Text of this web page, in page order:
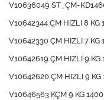
V10636049 ST_ÇM-
V10642344 ÇM HIZLI 8
V10642330 ÇM HIZLI 7 KG
V10642619 ÇM HIZLI 9 KG
V10642620 ÇM HIZLI 9
V10646563 KÇM 9 KG